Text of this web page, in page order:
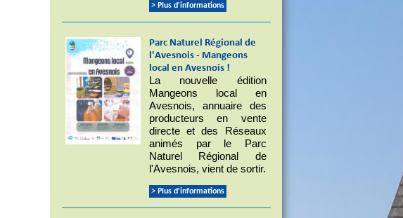
> Plus d'informations
Parc Naturel Régional de
l'Avesnois - Mangeons
local en Avesnois !
La nouvelle édition
Mangeons local en
Avesnois, annuaire des
producteurs en vente
directe et des Réseaux
animés par le Parc
Naturel Régional de
l'Avesnois, vient de sortir.
> Plus d'informations